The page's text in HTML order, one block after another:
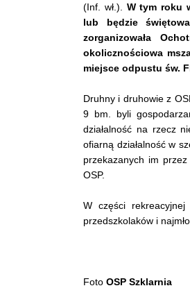
(Inf. wł.).
W tym roku
lub będzie
zorganizowała
okolicznościowa
miejsce odpustu św.
Druhny i druhowie z
9 bm. byli
działalność na rzecz
ofiarną działalność w
przekazanych im
OSP.
W części rekreacyjnej
przedszkolaków i
Foto OSP Szklarnia